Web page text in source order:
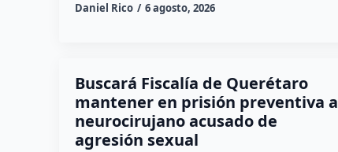
Daniel Rico 6 agosto, 2026
Buscará Fiscalía de Querétaro
mantener en prisión preventiva a
neurocirujano acusado de
agresión sexual